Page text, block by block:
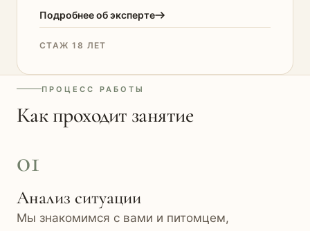
Подробнее об эксперте
СТАЖ 18 ЛЕТ
ПРОЦЕСС РАБОТЫ
Как проходит занятие
01
Анализ ситуации
Мы знакомимся с вами и питомцем,